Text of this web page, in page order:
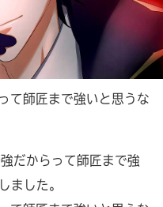
て師匠まで強いと思うな
だからって師匠まで強
ました。